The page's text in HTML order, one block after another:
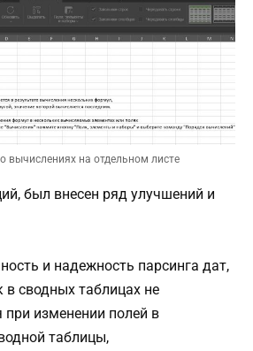
вычислениях на отдельном листе
был внесен ряд улучшений и
и надежность парсинга дат,
сводных таблицах не
при изменении полей в
таблицы,